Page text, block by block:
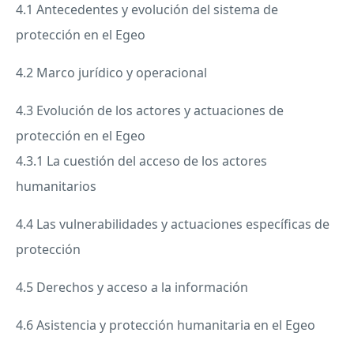
4.1 Antecedentes y evolución del sistema de
protección en el Egeo
4.2 Marco jurídico y operacional
4.3 Evolución de los actores y actuaciones de
protección en el Egeo
4.3.1 La cuestión del acceso de los actores
humanitarios
4.4 Las vulnerabilidades y actuaciones específicas de
protección
4.5 Derechos y acceso a la información
4.6 Asistencia y protección humanitaria en el Egeo